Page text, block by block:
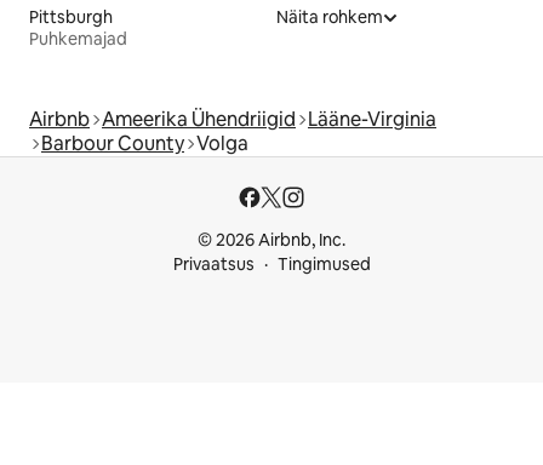
Pittsburgh
Puhkemajad
Näita rohkem
Airbnb Ameerika Ühendriigid Lääne-Virginia
Barbour County Volga
© 2026 Airbnb, Inc.
Privaatsus
Tingimused